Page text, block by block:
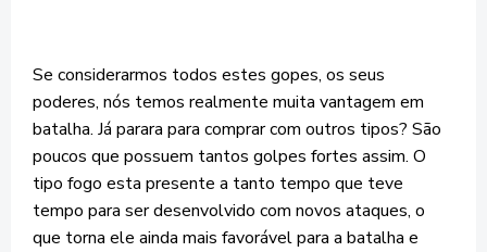
Se considerarmos todos estes gopes, os seus
poderes, nós temos realmente muita vantagem em
batalha. Já parara para comprar com outros tipos? São
poucos que possuem tantos golpes fortes assim. O
tipo fogo esta presente a tanto tempo que teve
tempo para ser desenvolvido com novos ataques, o
que torna ele ainda mais favorável para a batalha e